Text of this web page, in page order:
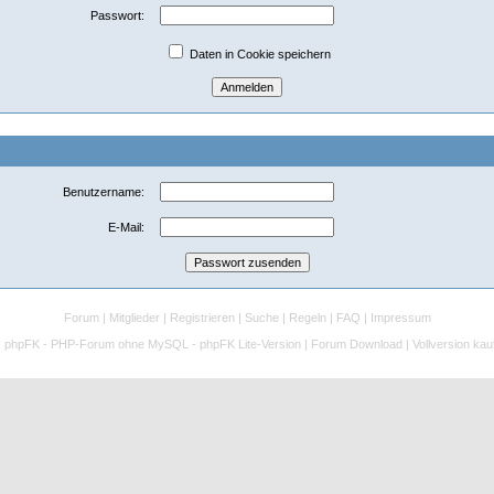
Passwort:
Daten in Cookie speichern
Benutzername:
E-Mail:
Forum Mitglieder Registrieren Suche Regeln FAQ
Impressum
phpFK - PHP-Forum ohne MySQL - phpFK Lite-Version Forum Download Vollversion